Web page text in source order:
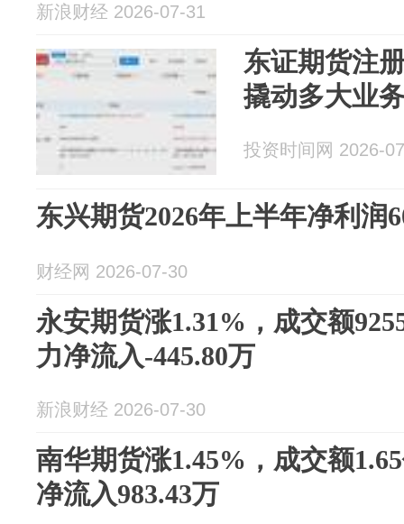
新浪财经 2026-07-31
东证期货注
撬动多大业
投资时间网 2026-
东兴期货2026年上半年净利润
财经网 2026-07-30
永安期货涨1.31%，成交额
力净流入-445.80万
新浪财经 2026-07-30
南华期货涨1.45%，成交额
净流入983.43万